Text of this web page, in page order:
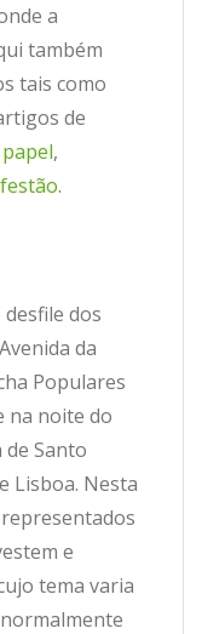
a
também
tais como
de
,
festão.
dos
da
Populares
na noite do
de Santo
Lisboa. Nesta
e
tema varia